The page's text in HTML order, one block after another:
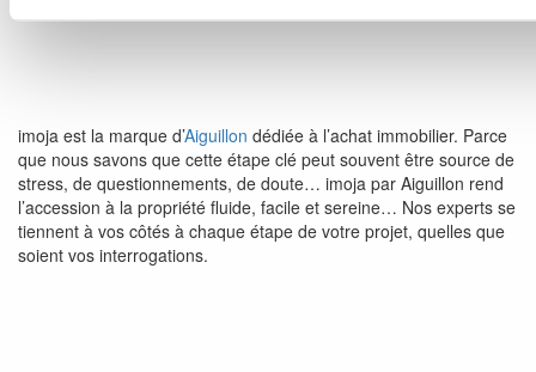
imoja est la marque d’Aiguillon dédiée à l’achat immobilier. Parce
que nous savons que cette étape clé peut souvent être source de
stress, de questionnements, de doute… imoja par Aiguillon rend
l’accession à la propriété fluide, facile et sereine… Nos experts se
tiennent à vos côtés à chaque étape de votre projet, quelles que
soient vos interrogations.